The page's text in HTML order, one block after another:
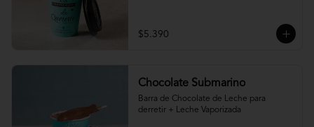
$5.390
Chocolate Submarino
Barra de Chocolate de Leche para
derretir + Leche Vaporizada